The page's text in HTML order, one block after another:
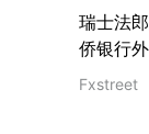
瑞士法
侨银行
新在
Fxstreet